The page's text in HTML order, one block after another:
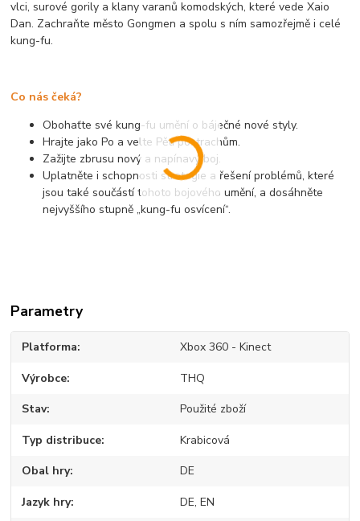
vlci, surové gorily a klany varanů komodských, které vede Xaio
Dan. Zachraňte město Gongmen a spolu s ním samozřejmě i celé
kung-fu.
Co nás čeká?
Obohaťte své kung-fu umění o báječné nové styly.
Hrajte jako Po a velte Pěti postrachům.
Zažijte zbrusu nový a napínavý boj.
Uplatněte i schopnosti strategie a řešení problémů, které
jsou také součástí tohoto bojového umění, a dosáhněte
nejvyššího stupně „kung-fu osvícení“.
Parametry
Platforma Xbox 360 - Kinect
Výrobce THQ
Stav Použité zboží
Typ distribuce Krabicová
Obal hry DE
Jazyk hry DE, EN